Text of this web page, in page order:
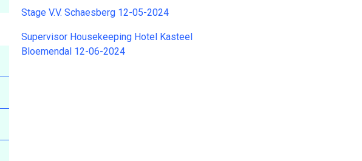
Stage V.V. Schaesberg 12-05-2024
Supervisor Housekeeping Hotel Kasteel
Bloemendal 12-06-2024